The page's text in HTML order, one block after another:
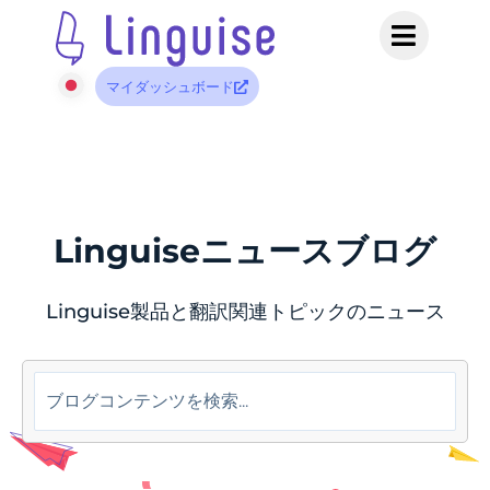
マイダッシュボード
Linguiseニュースブログ
Linguise製品と翻訳関連トピックのニュース